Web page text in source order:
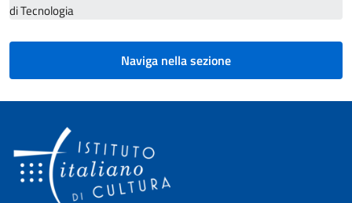
di Tecnologia
Naviga nella sezione